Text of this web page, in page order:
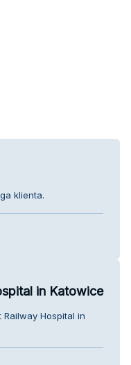
klienta.
in Katowice
Hospital in